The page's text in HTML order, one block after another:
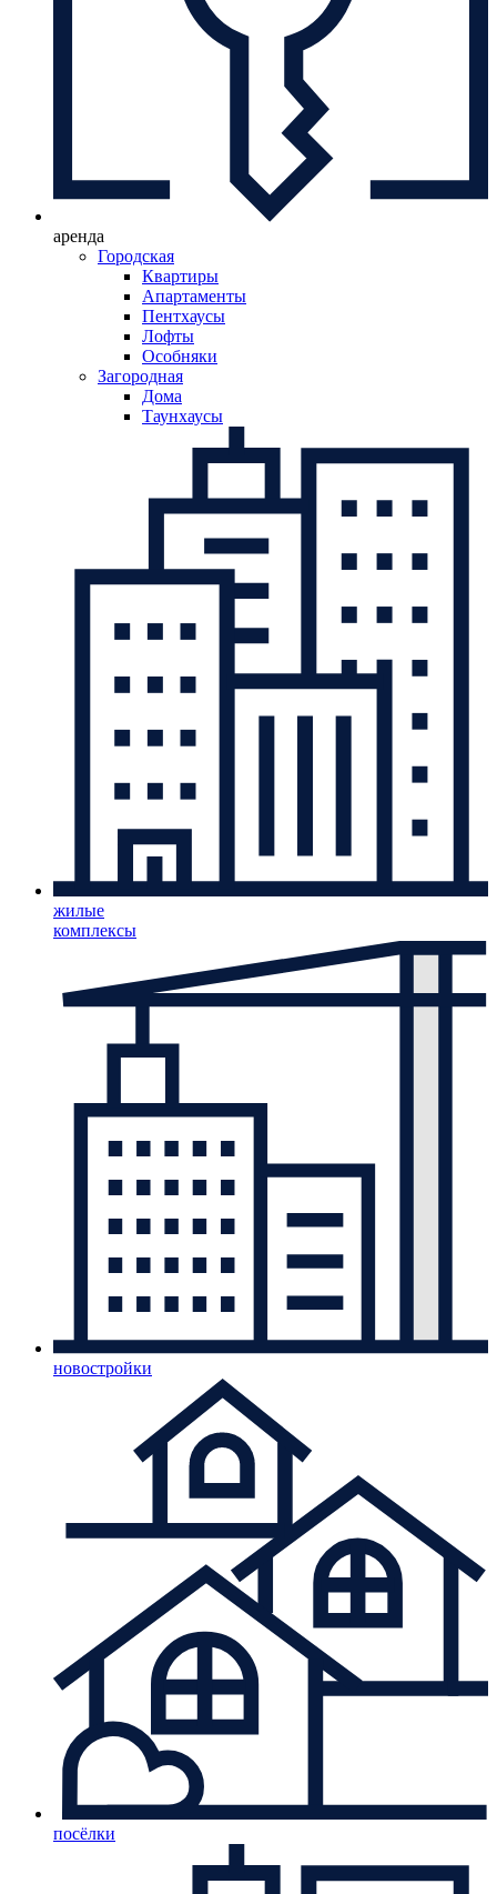
аренда
Городская
Квартиры
Апартаменты
Пентхаусы
Лофты
Особняки
Загородная
Дома
Таунхаусы
жилые
комплексы
новостройки
посёлки